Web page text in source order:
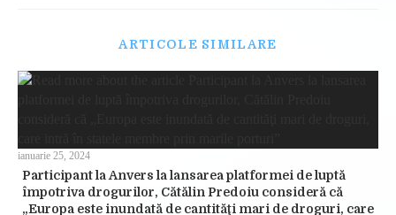
ARTICOLE SIMILARE
Participant la Anvers la lansarea platformei de luptă
împotriva drogurilor, Cătălin Predoiu consideră că
„Europa este inundată de cantităţi mari de droguri, care
ianuarie 25, 2024